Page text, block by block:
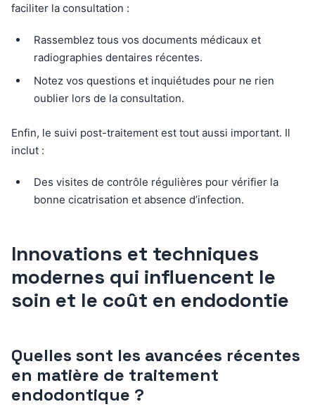
faciliter la consultation :
Rassemblez tous vos documents médicaux et
radiographies dentaires récentes.
Notez vos questions et inquiétudes pour ne rien
oublier lors de la consultation.
Enfin, le suivi post-traitement est tout aussi important. Il
inclut :
Des visites de contrôle régulières pour vérifier la
bonne cicatrisation et absence d’infection.
Innovations et techniques
modernes qui influencent le
soin et le coût en endodontie
Quelles sont les avancées récentes
en matière de traitement
endodontique ?